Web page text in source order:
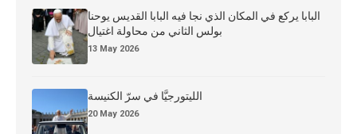
البابا يركع في المكان الذي نجا فيه البابا القديس يوحنا
بولس الثاني من محاولة اغتيال
13 May 2026
الليتورجيَّا في سرّ الكنيسة
20 May 2026